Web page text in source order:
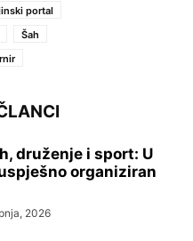
portal
Šah
druženje i sport: U
organiziran
2026